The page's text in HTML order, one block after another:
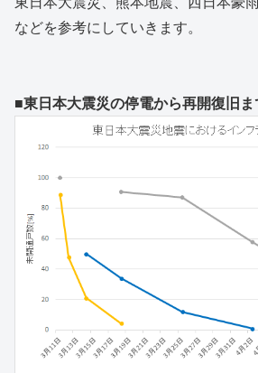
などを参考にしていきます。
■東日本大震災の停電から再開復旧